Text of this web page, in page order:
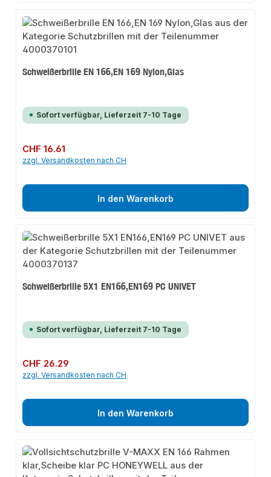
Schweißerbrille EN 166,EN 169 Nylon,Glas
Sofort verfügbar, Lieferzeit 7-10 Tage
Regulärer Preis:
CHF 16.61
zzgl. Versandkosten nach CH
In den Warenkorb
Schweißerbrille 5X1 EN166,EN169 PC UNIVET
Sofort verfügbar, Lieferzeit 7-10 Tage
Regulärer Preis:
CHF 26.29
zzgl. Versandkosten nach CH
In den Warenkorb